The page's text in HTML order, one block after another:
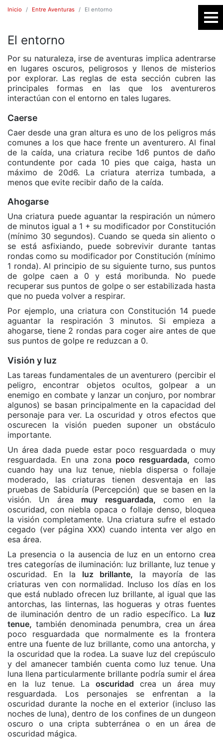
Inicio Entre Aventuras El entorno
El entorno
Por su naturaleza, irse de aventuras implica adentrarse
en lugares oscuros, peligrosos y llenos de misterios
por explorar. Las reglas de esta sección cubren las
principales formas en las que los aventureros
interactúan con el entorno en tales lugares.
Caerse
Caer desde una gran altura es uno de los peligros más
comunes a los que hace frente un aventurero. Al final
de la caída, una criatura recibe 1d6 puntos de daño
contundente por cada 10 pies que caiga, hasta un
máximo de 20d6. La criatura aterriza tumbada, a
menos que evite recibir daño de la caída.
Ahogarse
Una criatura puede aguantar la respiración un número
de minutos igual a 1 + su modificador por Constitución
(mínimo 30 segundos). Cuando se queda sin aliento o
se está asfixiando, puede sobrevivir durante tantas
rondas como su modificador por Constitución (mínimo
1 ronda). Al principio de su siguiente turno, sus puntos
de golpe caen a 0 y está moribunda. No puede
recuperar sus puntos de golpe o ser estabilizada hasta
que no pueda volver a respirar.
Por ejemplo, una criatura con Constitución 14 puede
aguantar la respiración 3 minutos. Si empieza a
ahogarse, tiene 2 rondas para coger aire antes de que
sus puntos de golpe re reduzcan a 0.
Visión y luz
Las tareas fundamentales de un aventurero (percibir el
peligro, encontrar objetos ocultos, golpear a un
enemigo en combate y lanzar un conjuro, por nombrar
algunos) se basan principalmente en la capacidad del
personaje para ver. La oscuridad y otros efectos que
oscurecen la visión pueden suponer un obstáculo
importante.
Un área dada puede estar poco resguardada o muy
resguardada. En una zona poco resguardada, como
cuando hay una luz tenue, niebla dispersa o follaje
moderado, las criaturas tienen desventaja en las
pruebas de Sabiduría (Percepción) que se basen en la
visión. Un área muy resguardada, como en la
oscuridad, con niebla opaca o follaje denso, bloquea
la visión completamente. Una criatura sufre el estado
cegado (ver página XXX) cuando intenta ver algo en
esa área.
La presencia o la ausencia de luz en un entorno crea
tres categorías de iluminación: luz brillante, luz tenue y
oscuridad. En la luz brillante, la mayoría de las
criaturas ven con normalidad. Incluso los días en los
que está nublado ofrecen luz brillante, al igual que las
antorchas, las linternas, las hogueras y otras fuentes
de iluminación dentro de un radio específico. La luz
tenue, también denominada penumbra, crea un área
poco resguardada que normalmente es la frontera
entre una fuente de luz brillante, como una antorcha, y
la oscuridad que la rodea. La suave luz del crepúsculo
y del amanecer también cuenta como luz tenue. Una
luna llena particularmente brillante podría sumir el área
en la luz tenue. La oscuridad crea un área muy
resguardada. Los personajes se enfrentan a la
oscuridad durante la noche en el exterior (incluso las
noches de luna), dentro de los confines de un dungeon
oscuro o una cripta subterránea o en un área de
oscuridad mágica.